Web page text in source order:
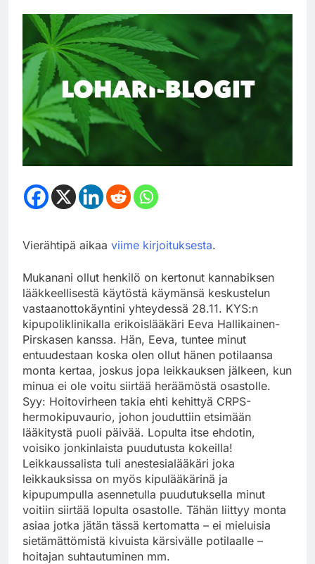
Vierähtipä aikaa viime kirjoituksesta.
Mukanani ollut henkilö on kertonut kannabiksen
lääkkeellisestä käytöstä käymänsä keskustelun
vastaanottokäyntini yhteydessä 28.11. KYS:n
kipupoliklinikalla erikoislääkäri Eeva Hallikainen-
Pirskasen kanssa. Hän, Eeva, tuntee minut
entuudestaan koska olen ollut hänen potilaansa
monta kertaa, joskus jopa leikkauksen jälkeen, kun
minua ei ole voitu siirtää heräämöstä osastolle.
Syy: Hoitovirheen takia ehti kehittyä CRPS-
hermokipuvaurio, johon jouduttiin etsimään
lääkitystä puoli päivää. Lopulta itse ehdotin,
voisiko jonkinlaista puudutusta kokeilla!
Leikkaussalista tuli anestesialääkäri joka
leikkauksissa on myös kipulääkärinä ja
kipupumpulla asennetulla puudutuksella minut
voitiin siirtää lopulta osastolle. Tähän liittyy monta
asiaa jotka jätän tässä kertomatta – ei mieluisia
sietämättömistä kivuista kärsivälle potilaalle –
hoitajan suhtautuminen mm.